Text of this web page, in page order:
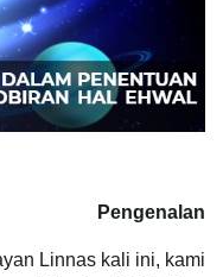
Pengenalan
Linnas kali ini, kami